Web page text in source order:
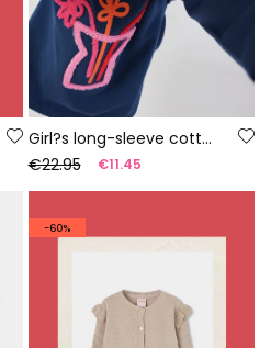
Girl?s long-sleeve cotton T-shirt in navy blue
€22.95
€11.45
-60%